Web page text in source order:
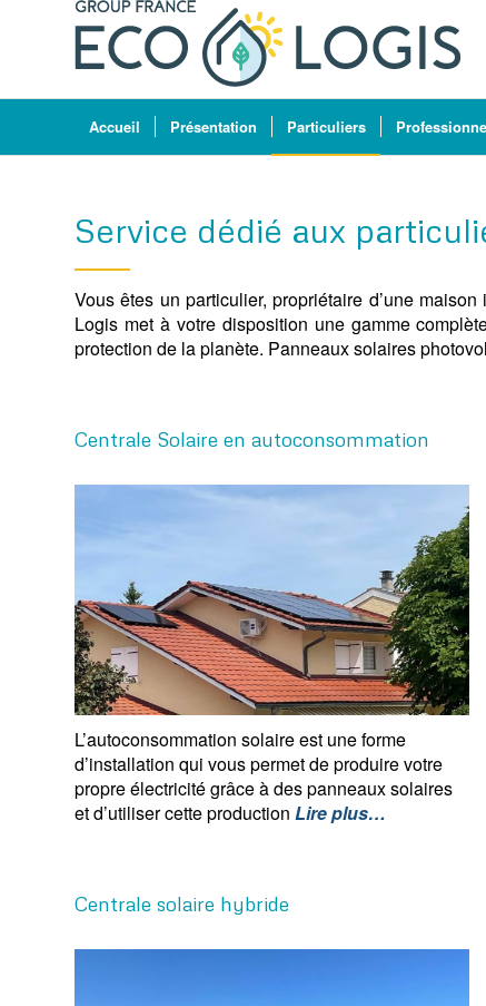
Accueil Présentation Particuliers
Service dédié aux
Vous êtes un particulier, propriétaire d’une
Logis met à votre disposition une gamme
protection de la planète. Panneaux solaires
Centrale Solaire en autoconsommation
L’autoconsommation solaire est une forme
d’installation qui vous permet de produire votre
propre électricité grâce à des panneaux solaires
et d’utiliser cette production Lire plus…
Centrale solaire hybride